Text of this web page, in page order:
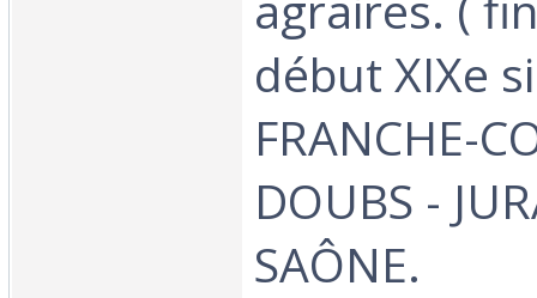
début XIXe
FRANCHE-
DOUBS -
SAÔNE.‎